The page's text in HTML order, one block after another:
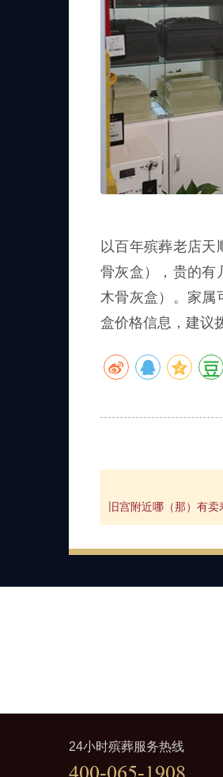
以百年殡葬老店
骨灰盒），贵的有
木骨灰盒）。家属
盒价格信息，建议
24小时殡葬服务热线